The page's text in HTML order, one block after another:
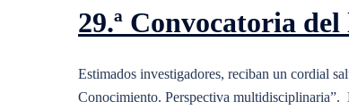
29.ª Convocatoria
Estimados investigadores, reciban un cordial
Conocimiento. Perspectiva